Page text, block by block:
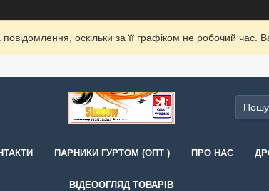
оскільки за її графіком не робочий
ПАРНИКИ ГУРТОМ (ОПТ ) ПРО НАС
ВІДЕООГЛЯД ТОВАРІВ